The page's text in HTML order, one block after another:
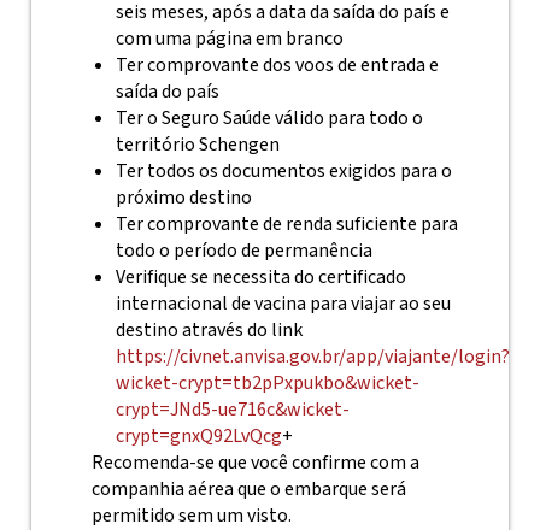
seis meses, após a data da saída do país e
com uma página em branco
Ter comprovante dos voos de entrada e
saída do país
Ter o Seguro Saúde válido para todo o
território Schengen
Ter todos os documentos exigidos para o
próximo destino
Ter comprovante de renda suficiente para
todo o período de permanência
Verifique se necessita do certificado
internacional de vacina para viajar ao seu
destino através do link
https://civnet.anvisa.gov.br/app/viajante/login?
wicket-crypt=tb2pPxpukbo&wicket-
crypt=JNd5-ue716c&wicket-
crypt=gnxQ92LvQcg+
Recomenda-se que você confirme com a
companhia aérea que o embarque será
permitido sem um visto.